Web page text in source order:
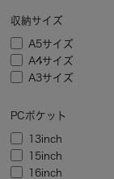
収納サイズ
A5サイズ
A4サイズ
A3サイズ
PCポケット
13inch
15inch
16inch